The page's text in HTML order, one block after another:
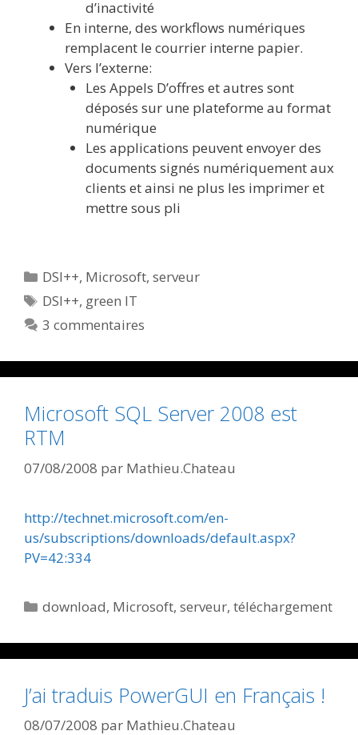
d’inactivité
En interne, des workflows numériques
remplacent le courrier interne papier.
Vers l’externe:
Les Appels D’offres et autres sont
déposés sur une plateforme au format
numérique
Les applications peuvent envoyer des
documents signés numériquement aux
clients et ainsi ne plus les imprimer et
mettre sous pli
Catégories
DSI++, Microsoft,serveur
Étiquettes
DSI++, green IT
3 commentaires
Microsoft SQL Server 2008 est
RTM
07/08/2008 par Mathieu.Chateau
http://technet.microsoft.com/en-
us/subscriptions/downloads/default.aspx?
PV=42:334
Catégories
download, Microsoft,serveur,téléchargement
J’ai traduis PowerGUI en Français !
08/07/2008 par Mathieu.Chateau